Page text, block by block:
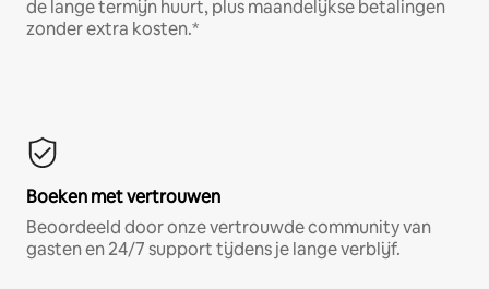
de lange termijn huurt, plus maandelijkse betalingen
zonder extra kosten.*
Boeken met vertrouwen
Beoordeeld door onze vertrouwde community van
gasten en 24/7 support tijdens je lange verblijf.